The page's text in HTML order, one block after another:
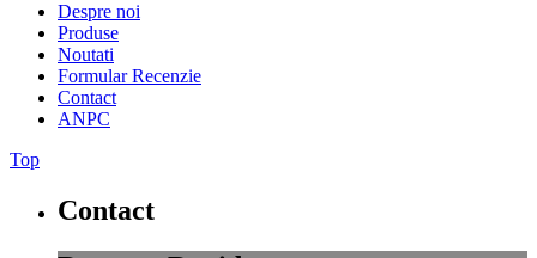
Despre noi
Produse
Noutati
Formular Recenzie
Contact
ANPC
Top
Contact